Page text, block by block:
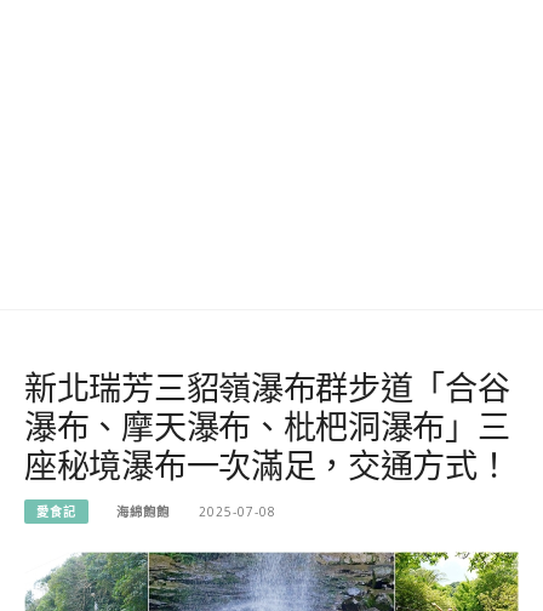
新北瑞芳三貂嶺瀑布群步道「合谷
瀑布、摩天瀑布、枇杷洞瀑布」三
座秘境瀑布一次滿足，交通方式！
愛食記 海綿飽飽 2025-07-08